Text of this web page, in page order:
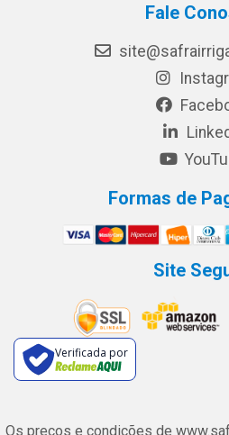
Fale
Formas de
Site
Verificada por
Os preços e condições de